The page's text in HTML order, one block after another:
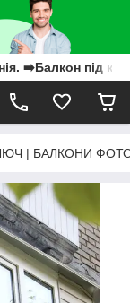
➡️Балкон під
| БАЛКОНИ